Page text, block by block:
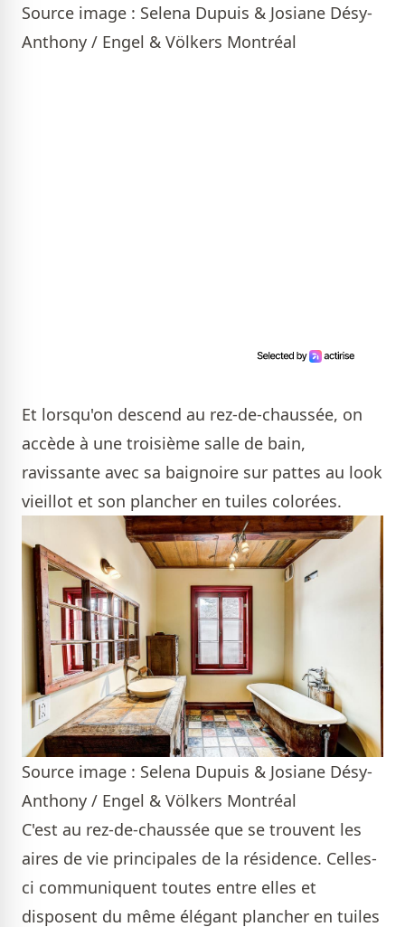
Source image : Selena Dupuis & Josiane Désy-
Anthony / Engel & Völkers Montréal
Et lorsqu'on descend au rez-de-chaussée, on
accède à une troisième salle de bain,
ravissante avec sa baignoire sur pattes au look
vieillot et son plancher en tuiles colorées.
Source image : Selena Dupuis & Josiane Désy-
Anthony / Engel & Völkers Montréal
C'est au rez-de-chaussée que se trouvent les
aires de vie principales de la résidence. Celles-
ci communiquent toutes entre elles et
disposent du même élégant plancher en tuiles